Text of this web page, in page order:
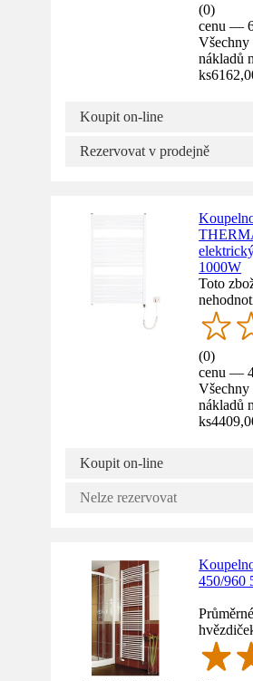
(0)
cenu —
Všechny
nákladů
ks
Koupit on-line
Rezervovat v prodejně
1000W
Toto
(0)
cenu —
Všechny
nákladů
ks
Koupit on-line
Nelze rezervovat
450/960